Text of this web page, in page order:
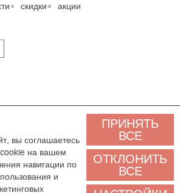
скидки акции
охраняются Законом об авторском праве действующего
Этот сайт и его контент может использоваться
только для некоммерческих целей. Любая загрузка,
материалов данного сайта для некоммерческих целей
ссылкой или иным указанием на источник.
данные (cookies, IP-адрес, местоположение), чтобы
вы соглашаетесь
на вашем
навигации по
и
ПРИНЯТЬ
ВСЕ
ОТКЛОНИТЬ
ВСЕ